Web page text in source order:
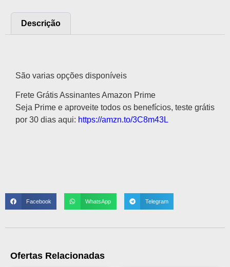
Descrição
São varias opções disponíveis
Frete Grátis Assinantes Amazon Prime
Seja Prime e aproveite todos os benefícios, teste grátis
por 30 dias aqui: https://amzn.to/3C8m43L
Facebook WhatsApp Telegram
Ofertas Relacionadas